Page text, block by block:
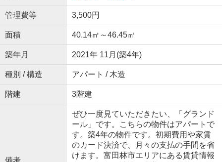
管理費等 3,500円
面積 40.14㎡～46.45㎡
築年月 2021年 11月(築4年)
種別 / 構造 アパート / 木造
階建 3階建
備考
ぜひ一度見ていただきたい、「グランド
ール」です。こちらの物件はアパートで
す。築4年の物件です。初期費用や家賃
のカード決済で、月々の支払の手間を省
けます。富田林市エリアにある賃貸情報